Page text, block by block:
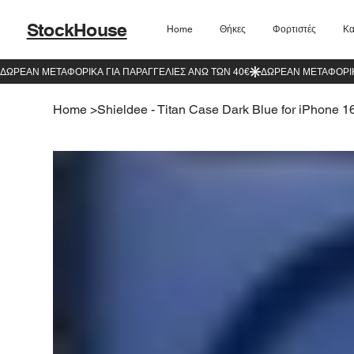
StockHouse Home Θήκες Φορτιστές
Home >Shieldee - Titan Case Dark Blue for iPhone